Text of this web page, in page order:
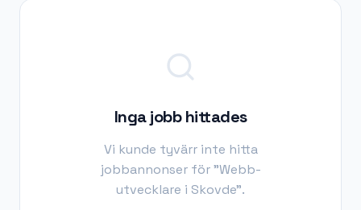
Inga jobb hittades
Vi kunde tyvärr inte hitta
jobbannonser för "Webb-
utvecklare i Skovde".